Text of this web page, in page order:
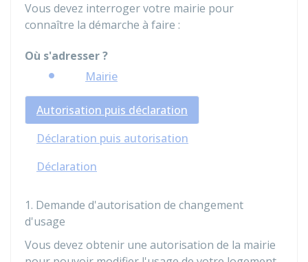
Vous devez interroger votre mairie pour
connaître la démarche à faire :
Où s'adresser ?
Mairie
Autorisation puis déclaration
Déclaration puis autorisation
Déclaration
1. Demande d'autorisation de changement
d'usage
Vous devez obtenir une autorisation de la mairie